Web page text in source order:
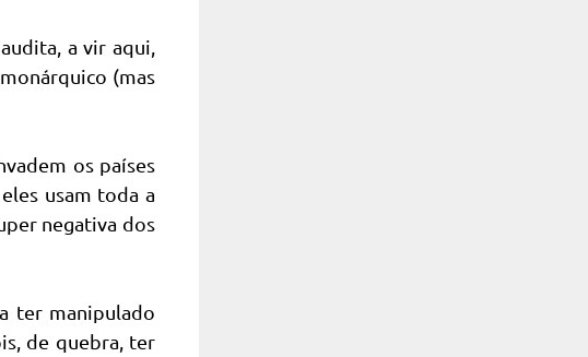
a vir aqui,
(mas
os países
usam toda a
negativa dos
ter manipulado
de quebra, ter